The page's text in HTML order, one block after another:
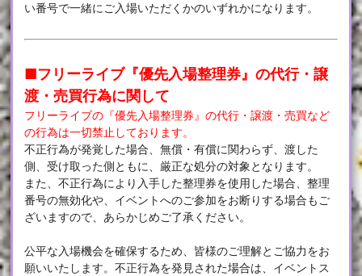
い番号で一緒にご入場いただくかのいずれかになります。
■フリーライブ『優先入場整理券』の代行・譲
渡・売買行為に関して
フリーライブの『優先入場整理券』の代行・譲渡・売買など
の行為は一切禁止しております。
不正行為が発覚した場合、無償・有償に関わらず、渡した
側、受け取った側ともに、厳正な処分の対象となります。
また、不正行為により入手した整理券を使用した場合、整理
番号の無効化や、イベントへのご参加をお断りする場合もご
ざいますので、あらかじめご了承ください。
公平な入場機会を確保するため、皆様のご理解とご協力をお
願いいたします。不正行為を発見された場合は、イベントス